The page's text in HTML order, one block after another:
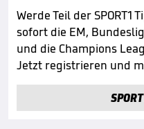
Werde Teil der SPORT1
sofort die EM,
und die Champions
Jetzt registrieren und